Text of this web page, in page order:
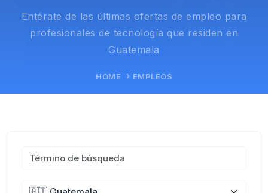
Entérate de las últimas ofertas de empleo para
profesionales de tecnología que residen en
Guatemala
HOME EMPLEOS